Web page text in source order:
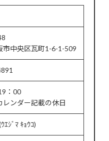
市中央区瓦町1-6-1-509
：00
レンダー記載の休日
ｴｼﾞﾏ ｷｮｳｺ)